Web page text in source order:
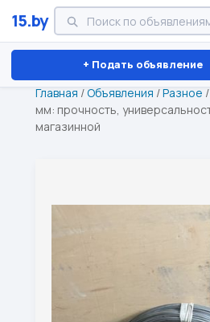
15.by
+ Подать объявление
Минск Витебск Брест
Главная /Объявления /Разное /
мм: прочность,
магазинной